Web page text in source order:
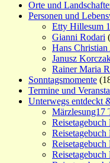
Orte und
Personen und
Etty Hillesum
Gianni Rodari
Hans Christian
Janusz
Rainer Maria
Sonntagsmomente
Termine und
Unterwegs entdeckt
Märzlesung17
Reisetagebuch
Reisetagebuch